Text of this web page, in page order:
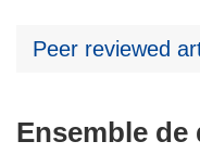
Peer reviewed
Ensemble de